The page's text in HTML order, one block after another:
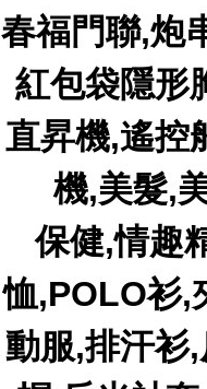
春福門聯,炮
紅包袋隱形
直昇機,遙控
機,美髮,
保健,情趣
恤,POLO衫,
動服,排汗衫